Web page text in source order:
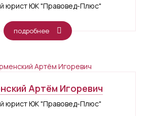
юрист ЮК "Правовед-Плюс"
подробнее
Артём Игоревич
юрист ЮК "Правовед-Плюс"